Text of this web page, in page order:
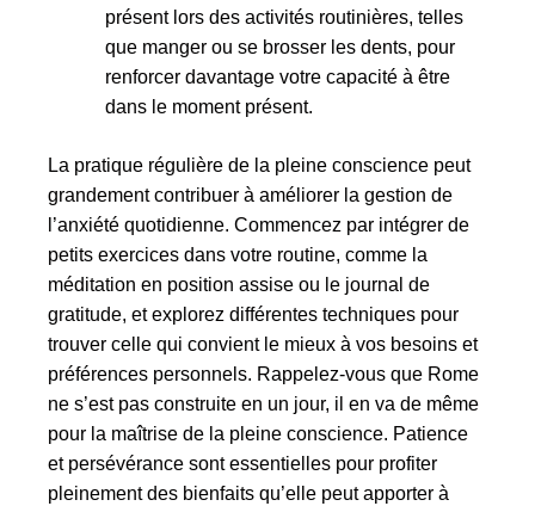
présent lors des activités routinières, telles
que manger ou se brosser les dents, pour
renforcer davantage votre capacité à être
dans le moment présent.
La pratique régulière de la pleine conscience peut
grandement contribuer à améliorer la gestion de
l’anxiété quotidienne. Commencez par intégrer de
petits exercices dans votre routine, comme la
méditation en position assise ou le journal de
gratitude, et explorez différentes techniques pour
trouver celle qui convient le mieux à vos besoins et
préférences personnels. Rappelez-vous que Rome
ne s’est pas construite en un jour, il en va de même
pour la maîtrise de la pleine conscience. Patience
et persévérance sont essentielles pour profiter
pleinement des bienfaits qu’elle peut apporter à